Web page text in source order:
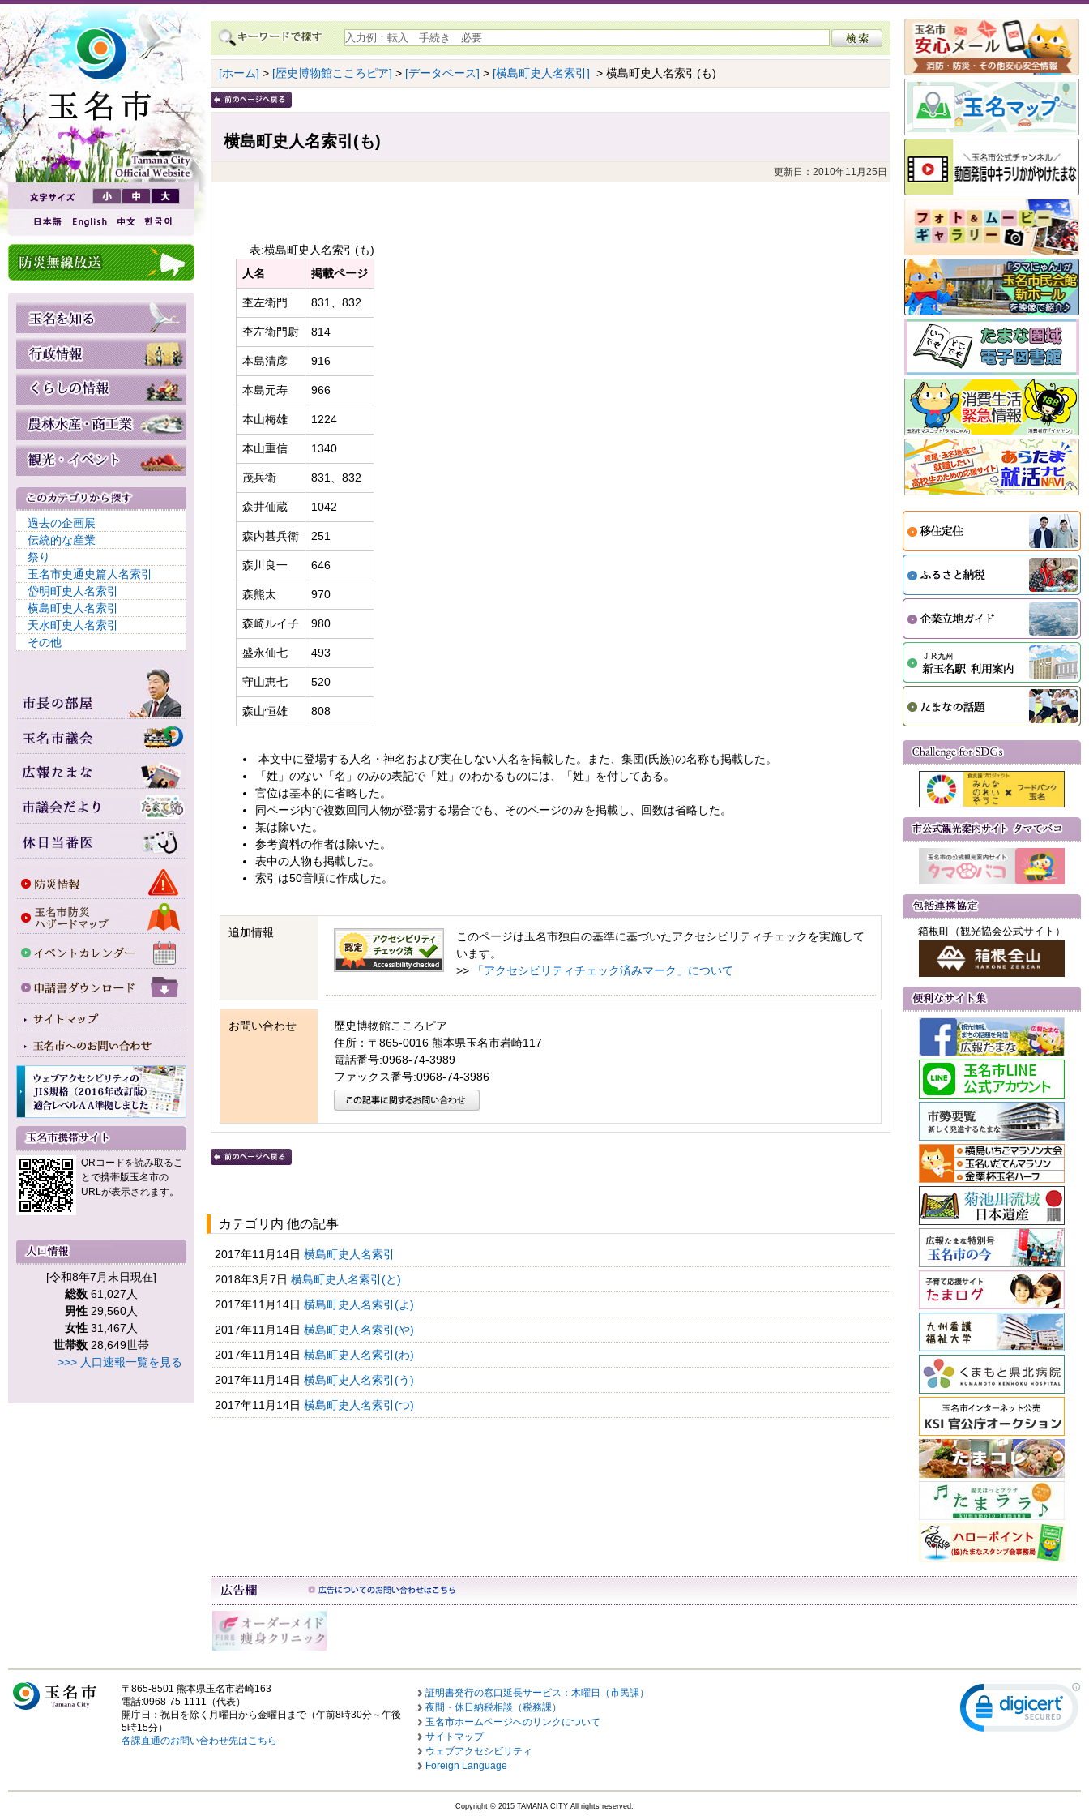
過去の企画展
伝統的な産業
祭り
玉名市史通史篇人名索引
岱明町史人名索引
横島町史人名索引
天水町史人名索引
その他
QRコードを読み取るこ
とで携帯版玉名市の
URLが表示されます。
[令和8年7月末日現在]
総数 61,027人
男性 29,560人
女性 31,467人
世帯数 28,649世帯
>>> 人口速報一覧を見る
[ホーム] > [歴史博物館こころピア] > [データベース] > [横島町史人名索引] > 横島町史人名索引(も)
横島町史人名索引(も)
更新日：2010年11月25日
表:横島町史人名索引(も)
人名
掲載ページ
杢左衛門 831、832
杢左衛門尉 814
本島清彦 916
本島元寿 966
本山梅雄 1224
本山重信 1340
茂兵衛 831、832
森井仙蔵 1042
森内甚兵衛 251
森川良一 646
森熊太 970
森崎ルイ子 980
盛永仙七 493
守山恵七 520
森山恒雄 808
本文中に登場する人名・神名および実在しない人名を掲載した。また、集団(氏族)の名称も掲載した。
「姓」のない「名」のみの表記で「姓」のわかるものには、「姓」を付してある。
官位は基本的に省略した。
同ページ内で複数回同人物が登場する場合でも、そのページのみを掲載し、回数は省略した。
某は除いた。
参考資料の作者は除いた。
表中の人物も掲載した。
索引は50音順に作成した。
追加情報
このページは玉名市独自の基準に基づいたアクセシビリティチェックを実施して
います。
>>
「アクセシビリティチェック済みマーク」について
お問い合わせ
歴史博物館こころピア
住所：〒865-0016 熊本県玉名市岩崎117
電話番号:0968-74-3989
ファックス番号:0968-74-3986
カテゴリ内 他の記事
2017年11月14日 横島町史人名索引
2018年3月7日 横島町史人名索引(と)
2017年11月14日 横島町史人名索引(よ)
2017年11月14日 横島町史人名索引(や)
2017年11月14日 横島町史人名索引(わ)
2017年11月14日 横島町史人名索引(う)
2017年11月14日 横島町史人名索引(つ)
箱根町（観光協会公式サイト）
〒865-8501 熊本県玉名市岩崎163
電話:0968-75-1111（代表）
開庁日：祝日を除く月曜日から金曜日まで（午前8時30分～午後
5時15分）
各課直通のお問い合わせ先はこちら
証明書発行の窓口延長サービス：木曜日（市民課）
夜間・休日納税相談（税務課）
玉名市ホームページへのリンクについて
サイトマップ
ウェブアクセシビリティ
Foreign Language
Copyright © 2015 TAMANA CITY All rights reserved.